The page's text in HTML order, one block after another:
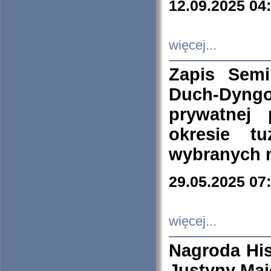
12.09.2025
więcej...
Zapis
Duch-
prywatnej
okresie
wybranych
29.05.2025
więcej...
Nagroda